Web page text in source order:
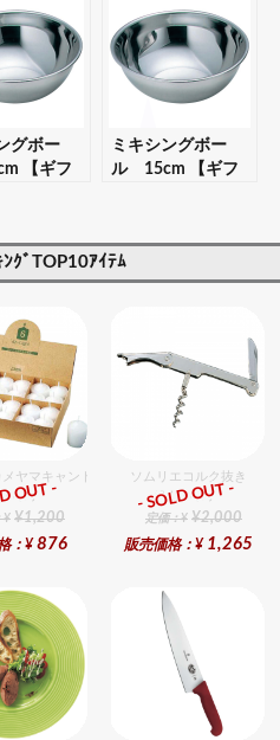
応可】
グボー
【ギフ
ミキシングボー
ル 15cm 【ギフ
ｸﾞTOP10ｱｲﾃﾑ
ツ） タンブラー 352 6個入りセット
メヤマキャンドルローソク （24入）
ﾗﾝｷﾝｸﾞ
¥ ¥1,200
：¥ 876
OUT -
ソムリエコルク抜き
総合ﾗﾝｷﾝｸﾞ
定価：¥ ¥2,000
販売価格：¥ 1,265
- SOLD OUT -